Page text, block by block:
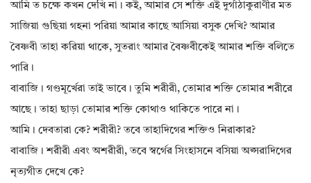
আমি ত চক্ষে কখন দেখি না। কই, আমার সে শক্তি এই দুর্গাঠাকুরাণীর মত
সাজিয়া গুছিয়া গহনা পরিয়া আমার কাছে আসিয়া বসুক দেখি? আমার
বৈষ্ণবী তাহা করিয়া থাকে, সুতরাং আমার বৈষ্ণবীকেই আমার শক্তি বলিতে
পারি।
বাবাজি। গণ্ডমূর্খেরা তাই ভাবে। তুমি শরীরী, তোমার শক্তি তোমার শরীরে
আছে। তাহা ছাড়া তোমার শক্তি কোথাও থাকিতে পারে না।
আমি। দেবতারা কে? শরীরী? তবে তাহাদিগের শক্তিও নিরাকার?
বাবাজি। শরীরী এবং অশরীরী, তবে স্বর্গের সিংহাসনে বসিয়া অপ্সরাদিগের
নৃত্যগীত দেখে কে?